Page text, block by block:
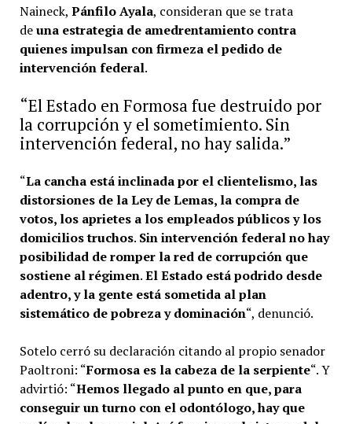
Naineck, Pánfilo Ayala, consideran que se trata
deuna estrategia de amedrentamiento contra
quienes impulsan con firmeza el pedido de
intervención federal.
“El Estado en Formosa fue destruido por
la corrupción y el sometimiento. Sin
intervención federal, no hay salida.”
“La cancha está inclinada por el clientelismo, las
distorsiones de la Ley de Lemas, la compra de
votos, los aprietes a los empleados públicos y los
domicilios truchos. Sin intervención federal no hay
posibilidad de romper la red de corrupción que
sostiene al régimen.El Estado está podrido desde
adentro, y la gente está sometida al plan
sistemático de pobreza y dominación“, denunció.
Sotelo cerró su declaración citando al propio senador
Paoltroni: “Formosa es la cabeza de la serpiente“. Y
advirtió: “Hemos llegado al punto en que, para
conseguir un turno con el odontólogo, hay que